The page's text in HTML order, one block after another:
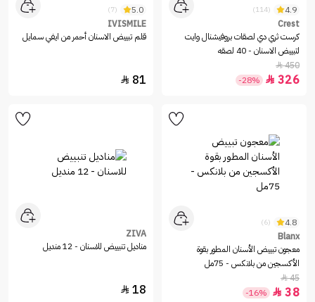
4.9
(114)
Crest
كرست ثري دي لصقات بروفيشنال وايت
لتبييض الاسنان - 40 لصقه
450

326

-28%
5.0
(7)
IVISMILE
قلم تبييض الاسنان أحمر من ايفي سمايل
81

4.8
(6)
Blanx
معجون تبييض الأسنان المطور بقوة
الأكسجين من بلانكس - 75مل
45

38

-16%
ZIVA
مناديل تنبييض للاسنان - 12 منديل
18
